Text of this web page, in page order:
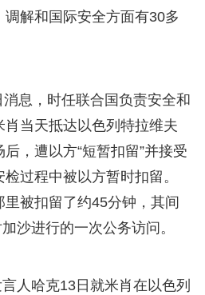
解和国际安全方面有30多
息，时任联合国负责安全和
当天抵达以色列特拉维夫
，遭以方“短暂扣留”并接受
过程中被以方暂时扣留。
被扣留了约45分钟，其间
沙进行的一次公务访问。
人哈克13日就米肖在以色列